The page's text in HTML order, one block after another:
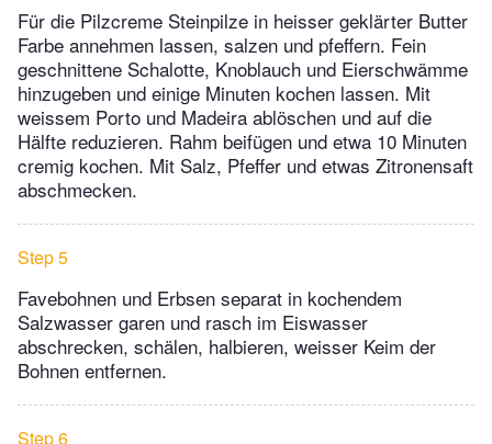
Für die Pilzcreme Steinpilze in heisser geklärter Butter
Farbe annehmen lassen, salzen und pfeffern. Fein
geschnittene Schalotte, Knoblauch und Eierschwämme
hinzugeben und einige Minuten kochen lassen. Mit
weissem Porto und Madeira ablöschen und auf die
Hälfte reduzieren. Rahm beifügen und etwa 10 Minuten
cremig kochen. Mit Salz, Pfeffer und etwas Zitronensaft
abschmecken.
Step 5
Favebohnen und Erbsen separat in kochendem
Salzwasser garen und rasch im Eiswasser
abschrecken, schälen, halbieren, weisser Keim der
Bohnen entfernen.
Step 6